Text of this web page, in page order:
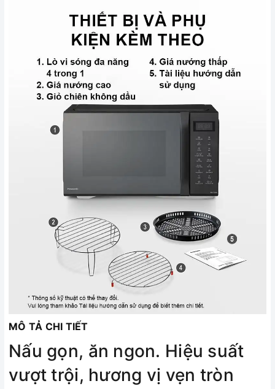
MÔ TẢ CHI TIẾT
Nấu gọn, ăn ngon. Hiệu suất
vượt trội, hương vị vẹn tròn